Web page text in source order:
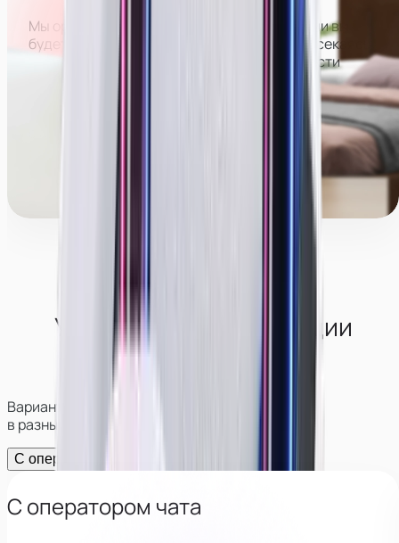
Мы организуем расписание так, что в студии вы
будете работать отдельно от всех, не пересекаясь
с другими девушками. Это позволит вам вести
трансляции более раскрепощенно и спокойно,
больше зарабатывать и оставаться анонимной.
Менеджеры команды поддержки могут работать
с вами как в студии, так и полностью удалённо.
Условия работы в студии
вНижней Туре
Варианты работы и возможности заработка
в разных форматах
С оператором
С оператором чата